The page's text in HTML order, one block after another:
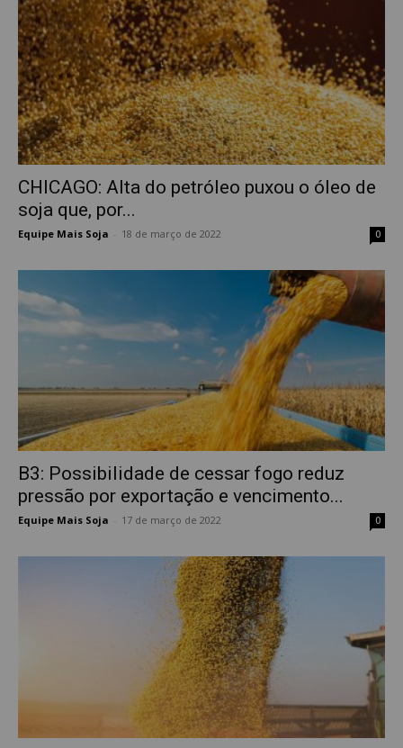
CHICAGO: Alta do petróleo puxou o óleo de
soja que, por...
Equipe Mais Soja 18 de março de 2022 0
B3: Possibilidade de cessar fogo reduz
pressão por exportação e vencimento...
Equipe Mais Soja 17 de março de 2022 0